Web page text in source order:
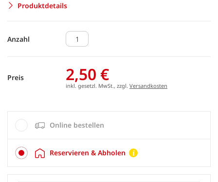
Produktdetails
Anzahl
Preis 2,50 €
inkl. gesetzl. MwSt., zzgl. Versandkosten
Online bestellen
Reservieren & Abholen